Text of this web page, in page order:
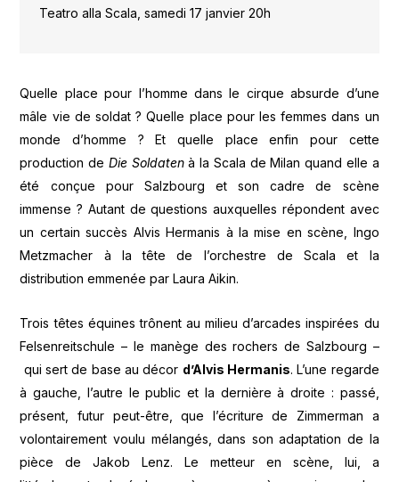
Teatro alla Scala, samedi 17 janvier 20h
Quelle place pour l’homme dans le cirque absurde d’une
mâle vie de soldat ? Quelle place pour les femmes dans un
monde d’homme ? Et quelle place enfin pour cette
production de Die Soldatenà la Scala de Milan quand elle a
été conçue pour Salzbourg et son cadre de scène
immense ? Autant de questions auxquelles répondent avec
un certain succès Alvis Hermanis à la mise en scène, Ingo
Metzmacher à la tête de l’orchestre de Scala et la
distribution emmenée par Laura Aikin.
Trois têtes équines trônent au milieu d’arcades inspirées du
Felsenreitschule – le manège des rochers de Salzbourg –
qui sert de base au décor d’Alvis Hermanis. L’une regarde
à gauche, l’autre le public et la dernière à droite : passé,
présent, futur peut-être, que l’écriture de Zimmerman a
volontairement voulu mélangés, dans son adaptation de la
pièce de Jakob Lenz. Le metteur en scène, lui, a